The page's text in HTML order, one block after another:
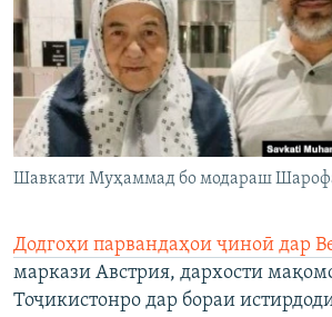
Шавкати Муҳаммад бо модараш
Додгоҳи парвандаҳои ҷиноӣ дар
маркази Австрия, дархости
Тоҷикистонро дар бораи